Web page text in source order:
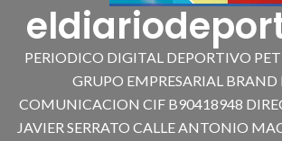
PERIODICO DIGITAL DEPORTIVO
GRUPO EMPRESARIAL BRAND
COMUNICACION CIF B90418948
JAVIER SERRATO CALLE ANTONIO